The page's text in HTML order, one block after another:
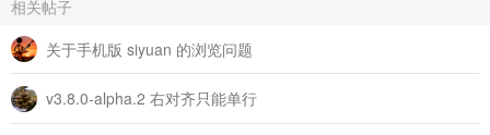
相关帖子
关于手机版 siyuan 的浏览问题
v3.8.0-alpha.2 右对齐只能单行